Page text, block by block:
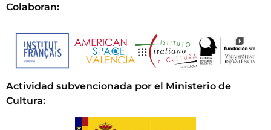
Colaboran:
Actividad subvencionada por el Ministerio de
Cultura: